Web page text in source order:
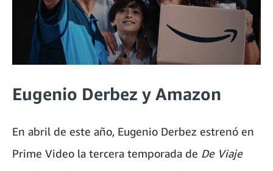
Eugenio Derbez y Amazon
En abril de este año, Eugenio Derbez estrenó en
Prime Video la tercera temporada de De Viaje